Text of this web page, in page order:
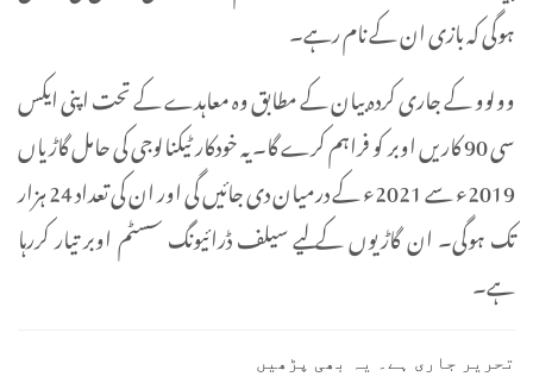
ہوگی کہ بازی ان کے نام رہے۔
وولوو کے جاری کردہ بیان کے مطابق وہ معاہدے کے تحت اپنی ایکس
سی 90 کاریں اوبر کو فراہم کرے گا۔ یہ خودکار ٹیکنالوجی کی حامل گاڑیاں
2019ء سے 2021ء کے درمیان دی جائیں گی اور ان کی تعداد 24 ہزار
تک ہوگی۔ ان گاڑیوں کے لیے سیلف ڈرائیونگ سسٹم اوبر تیار کررہا
ہے۔
تحریر جاری ہے۔ یہ بھی پڑھیں